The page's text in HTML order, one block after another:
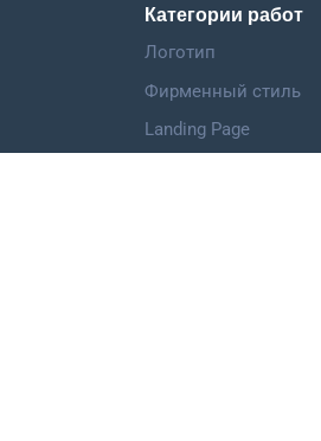
Категории работ
Логотип
Фирменный стиль
Landing Page